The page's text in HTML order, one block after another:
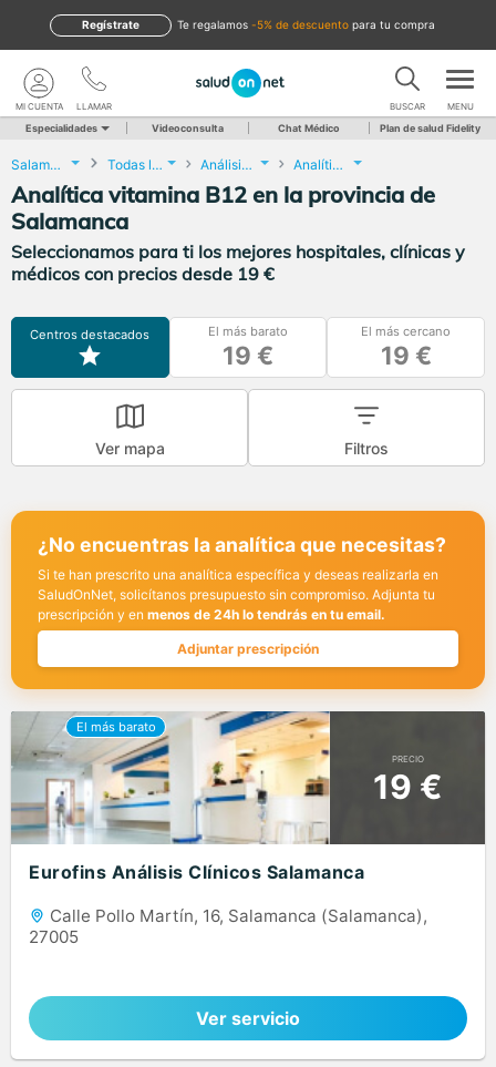
te regalamos -5% de descuento para tu compra
Regístrate
LLAMAR
MI CUENTA BUSCAR MENU
Especialidades Videoconsulta Chat Médico Plan de salud Fidelity
Salamanca Todas las localidades Análisis Clínicos Analítica vitamina B12
Analítica vitamina B12 en la provincia de
Salamanca
Seleccionamos para ti los mejores hospitales, clínicas y
médicos con precios desde 19 €
Centros destacados El más barato
19 €
El más cercano
19 €
Ver mapa Filtros
¿No encuentras la analítica que necesitas?
Si te han prescrito una analítica específica y deseas realizarla en
SaludOnNet, solicítanos presupuesto sin compromiso. Adjunta tu
prescripción y en menos de 24h lo tendrás en tu email.
Adjuntar prescripción
PRECIO
19 €
Eurofins Análisis Clínicos Salamanca
Calle Pollo Martín, 16, Salamanca (Salamanca),
27005
Ver servicio